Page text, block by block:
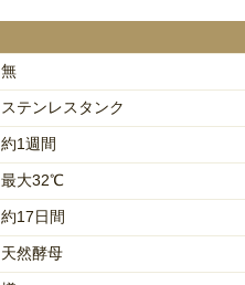
無
ステンレスタンク
約1週間
最大32℃
約17日間
天然酵母